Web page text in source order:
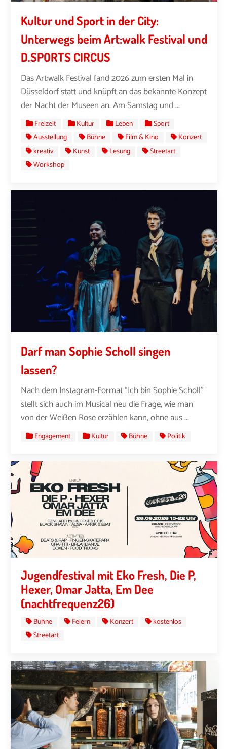
Kultur und Sport in der City:
Unterwegs beim Art:walk Festival und
D.SPORTS CIRCUS
Das Art:walk Festival fand 2026 zum ersten Mal in
Düsseldorf statt und knüpft an das bekannte Konzept
der Nacht der Museen an. Am Samstag und ...
Freizeit Kultur Leben
Sport
Ausstellung
Bühne Film & Kino
Konzert
kreativ
Kunst Lesung
Streetart
Workshop
Darf man Sophie Scholl singen
lassen?
Nach dem Instagram-Format “Ich bin Sophie Scholl”
stellt sich auch im Musical neu die Frage, wie man
von der Weißen Rose erzählen kann, ohne aus ...
Engagement Kultur Bühne Politik
Jugendfestival mit Eko Fresh, Die P,
Hexer, Omar Jatta, Em Dee
(nachtfrequenz26)
Bühne Feiern Konzert
kostenlos
Streetart